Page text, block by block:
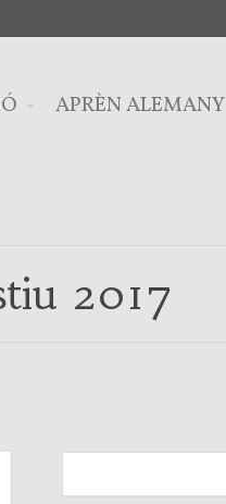
APRÈN ALEMANY
2017